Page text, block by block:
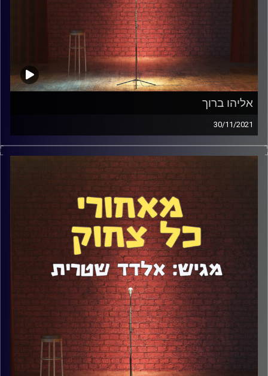
אליהו ברוך
30/11/2021
אליהו ברוך הוא סטנדאפיסט ואושיית טיק טוק. דיברנו על
החיים בחדרי אמנים, הדרך הלא שגרתית שבה הוא התחיל את
קריירת הסטנדאפ שלו, סטנדאפ בימי קורונה, ועוד מלא. קבלו
קרדיט תמונות:אלדד שטרית